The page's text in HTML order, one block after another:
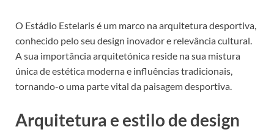
O Estádio Estelaris é um marco na arquitetura desportiva,
conhecido pelo seu design inovador e relevância cultural.
A sua importância arquitetónica reside na sua mistura
única de estética moderna e influências tradicionais,
tornando-o uma parte vital da paisagem desportiva.
Arquitetura e estilo de design